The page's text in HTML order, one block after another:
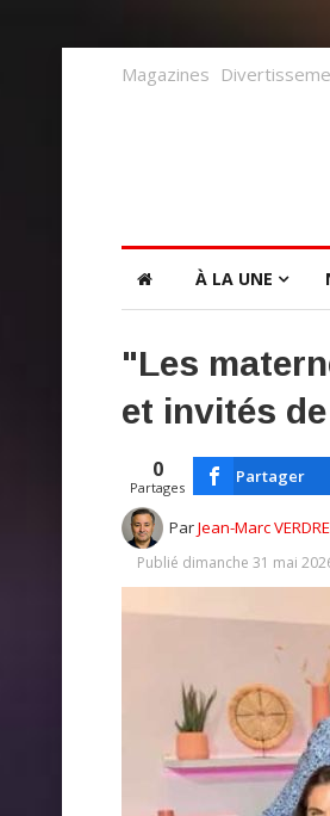
Magazines
À LA UNE
"Les
et invités
0
Partages
Partager
ParJean-Marc
Publié dimanche 31 mai